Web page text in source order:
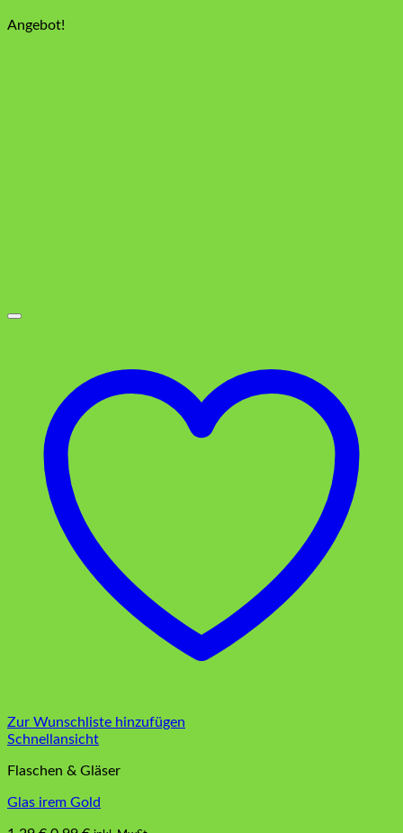
Angebot!
Zur Wunschliste hinzufügen
Schnellansicht
Flaschen & Gläser
Glas irem Gold